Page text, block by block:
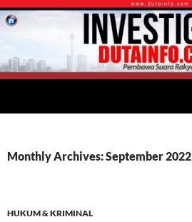
Monthly Archives: September 2022
HUKUM & KRIMINAL